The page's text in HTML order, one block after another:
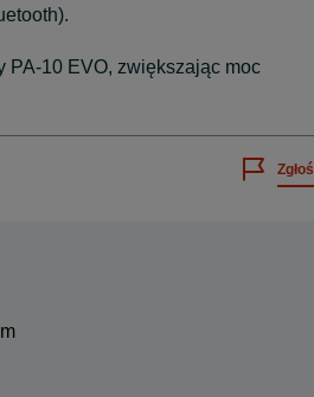
PA-10 EVO, zwiększając moc
Zgłoś